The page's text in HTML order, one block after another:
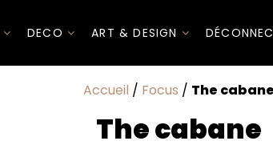
DECO ART & DESIGN
Accueil / Focus / The cabane
The cabane